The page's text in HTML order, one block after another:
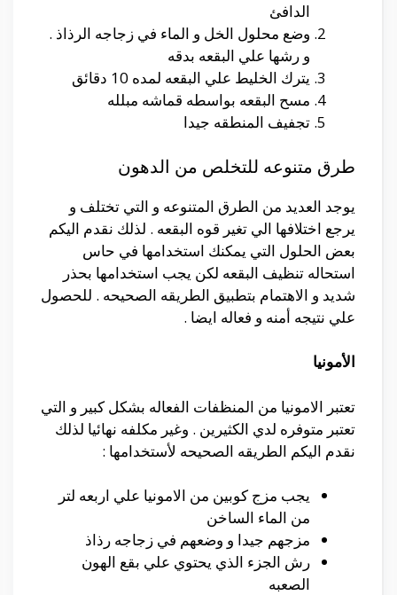
الدافئ
وضع محلول الخل و الماء في زجاجه الرذاذ .
و رشها علي البقعه بدقه
يترك الخليط علي البقعه لمده 10 دقائق
مسح البقعه بواسطه قماشه مبلله
تجفيف المنطقه جيدا
طرق متنوعه للتخلص من الدهون
يوجد العديد من الطرق المتنوعه و التي تختلف و
يرجع اختلافها الي تغير قوه البقعه . لذلك نقدم اليكم
بعض الحلول التي يمكنك استخدامها في حاس
استحاله تنظيف البقعه لكن يجب استخدامها بحذر
شديد و الاهتمام بتطبيق الطريقه الصحيحه . للحصول
علي نتيجه أمنه و فعاله ايضا .
الأمونيا
تعتبر الامونيا من المنظفات الفعاله بشكل كبير و التي
تعتبر متوفره لدي الكثيرين . وغير مكلفه نهائيا لذلك
نقدم اليكم الطريقه الصحيحه لأستخدامها :
يجب مزج كوبين من الامونيا علي اربعه لتر
من الماء الساخن
مزجهم جيدا و وضعهم في زجاجه رذاذ
رش الجزء الذي يحتوي علي بقع الهون
الصعبه